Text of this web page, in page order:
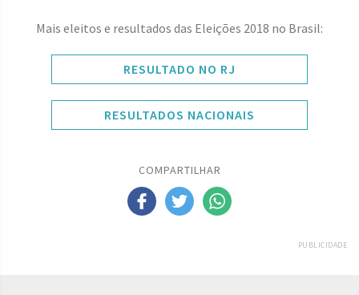
Mais eleitos e resultados das Eleições 2018 no Brasil:
RESULTADO NO RJ
RESULTADOS NACIONAIS
COMPARTILHAR
PUBLICIDADE